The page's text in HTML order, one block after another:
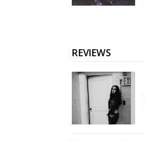
REVIEWS